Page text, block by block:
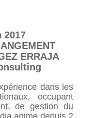
2017
ERRAJA
dans les
occupant
de gestion du
anime depuis 2